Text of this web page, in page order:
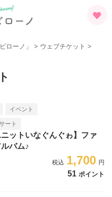
ローノ」 > ウェブチケット >
イベント
ート
ニットいなぐんぐゎ】ファ
バム♪
1,700
51 ポイント